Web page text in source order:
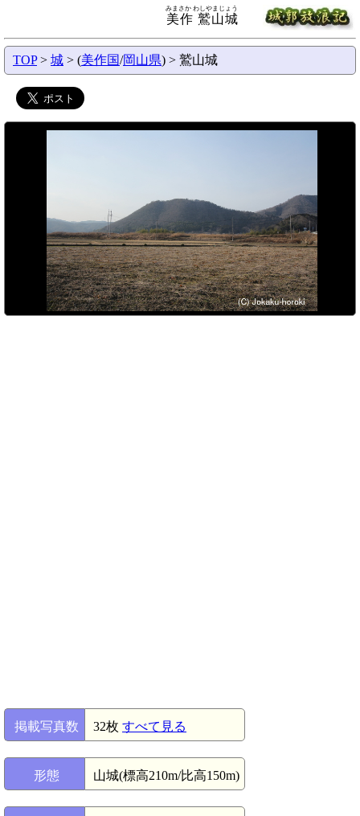
美作 鷲山城
みまさか わしやまじょう
TOP> 城 > (美作国/岡山県) > 鷲山城
掲載写真数 32枚 すべて見る
形態 山城(標高210m/比高150m)